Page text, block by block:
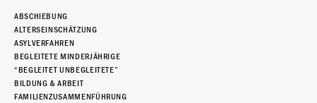
ABSCHIEBUNG
ALTERSEINSCHÄTZUNG
ASYLVERFAHREN
BEGLEITETE MINDERJÄHRIGE
“BEGLEITET UNBEGLEITETE”
BILDUNG & ARBEIT
FAMILIENZUSAMMENFÜHRUNG